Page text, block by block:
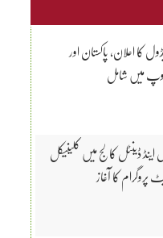
کا اعلان، پاکستان اور
میں شامل
اینڈ ڈینٹل کالج میں کلینیکل
کا آغاز